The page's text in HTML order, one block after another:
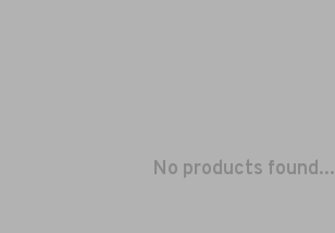
No products found...